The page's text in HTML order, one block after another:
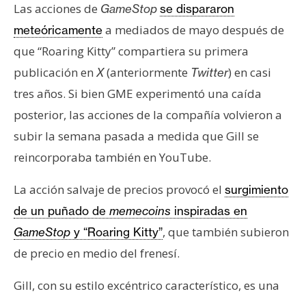
Las acciones de GameStopse dispararon
meteóricamentea mediados de mayo después de
que “Roaring Kitty” compartiera su primera
publicación en X(anteriormente Twitter) en casi
tres años. Si bien GME experimentó una caída
posterior, las acciones de la compañía volvieron a
subir la semana pasada a medida que Gill se
reincorporaba también en YouTube.
La acción salvaje de precios provocó el surgimiento
de un puñado de memecoins inspiradas en
GameStop y “Roaring Kitty”, que también subieron
de precio en medio del frenesí.
Gill, con su estilo excéntrico característico, es una